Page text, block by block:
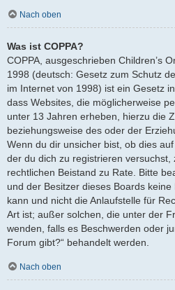
Nach oben
Was ist COPPA?
COPPA, ausgeschrieben Children’s
1998 (deutsch: Gesetz zum Schutz
im Internet von 1998) ist ein Gesetz
dass Websites, die möglicherweise
unter 13 Jahren erheben, hierzu die
beziehungsweise des oder der
Wenn du dir unsicher bist, ob dies
der du dich zu registrieren versuchst,
rechtlichen Beistand zu Rate. Bitte
und der Besitzer dieses Boards
kann und nicht die Anlaufstelle für
Art ist; außer solchen, die unter der
wenden, falls es Beschwerden oder
Forum gibt?“ behandelt werden.
Nach oben